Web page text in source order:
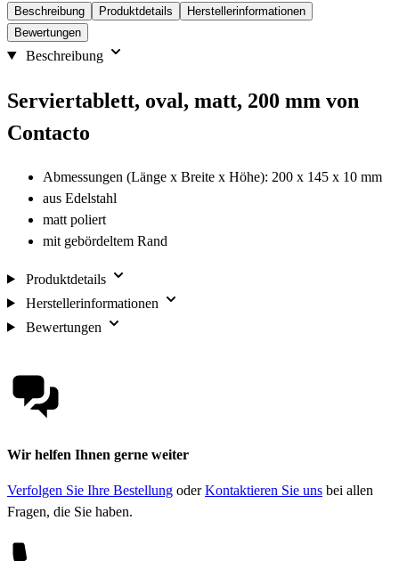
Beschreibung Produktdetails
Herstellerinformationen
Bewertungen
Beschreibung
Serviertablett, oval, matt, 200 mm von
Contacto
Abmessungen (Länge x Breite x Höhe): 200 x 145 x 10 mm
aus Edelstahl
matt poliert
mit gebördeltem Rand
Produktdetails
Herstellerinformationen
Bewertungen
Wir helfen Ihnen gerne weiter
Verfolgen Sie Ihre Bestellung oderKontaktieren Sie uns bei allen
Fragen, die Sie haben.